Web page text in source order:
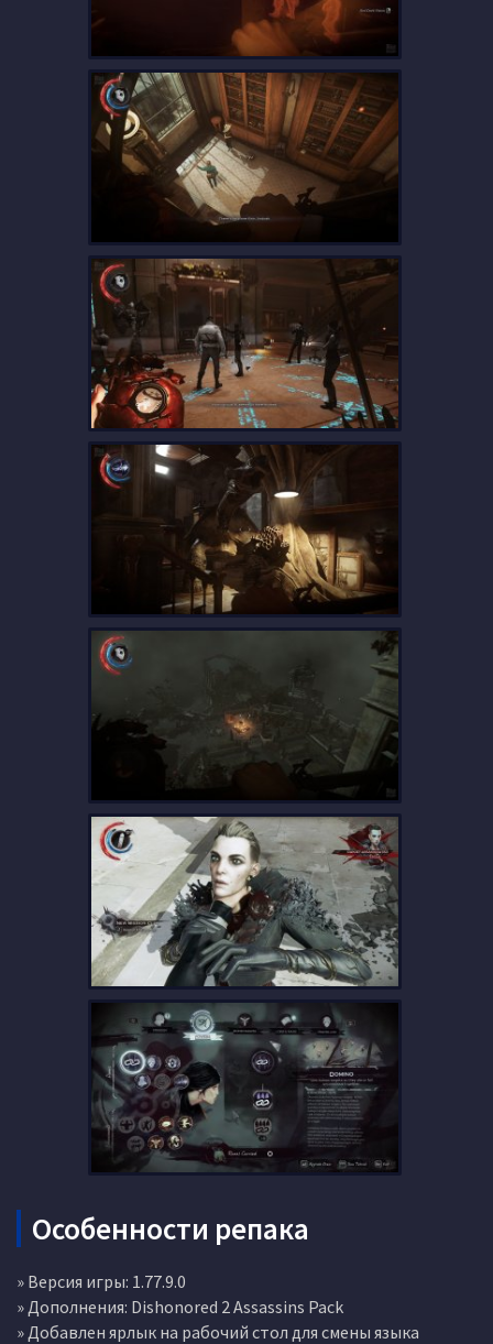
Особенности репака
» Версия игры: 1.77.9.0
» Дополнения: Dishonored 2 Assassins Pack
» Добавлен ярлык на рабочий стол для смены языка